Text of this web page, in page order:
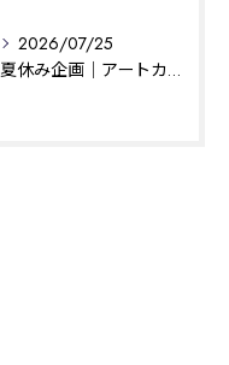
2026/07/25
夏休み企画｜アートカフェはぐ｜相模原